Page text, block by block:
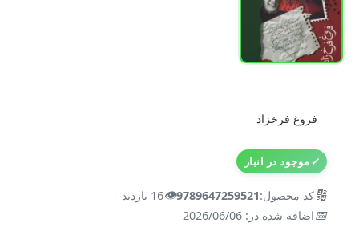
فروغ فرخزاد
✓موجود در انبار
🔢کد محصول:9789647259521
👁️16 بازدید
📅اضافه شده در: 2026/06/06